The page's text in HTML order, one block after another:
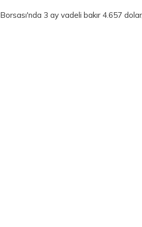
3 ay vadeli bakır 4.657